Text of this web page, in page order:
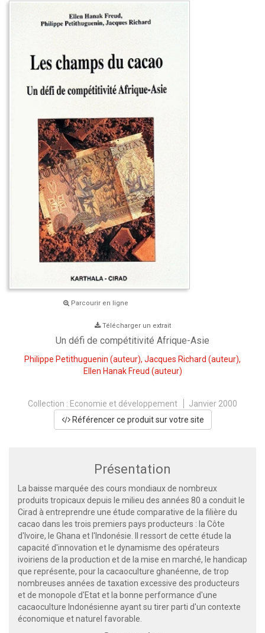
Parcourir en ligne
Télécharger un extrait
Un défi de compétitivité Afrique-Asie
Philippe Petithuguenin (auteur), Jacques Richard (auteur),
Ellen Hanak Freud (auteur)
Collection : Economie et développement
Janvier 2000
Référencer ce produit sur votre site
Présentation
La baisse marquée des cours mondiaux de nombreux
produits tropicaux depuis le milieu des années 80 a conduit le
Cirad à entreprendre une étude comparative de la filière du
cacao dans les trois premiers pays producteurs : la Côte
d'Ivoire, le Ghana et l'Indonésie. Il ressort de cette étude la
capacité d'innovation et le dynamisme des opérateurs
ivoiriens de la production et de la mise en marché, le handicap
que représente, pour la cacaoculture ghanéenne, de trop
nombreuses années de taxation excessive des producteurs
et de monopole d'Etat et la bonne performance d'une
cacaoculture Indonésienne ayant su tirer parti d'un contexte
économique et naturel favorable.